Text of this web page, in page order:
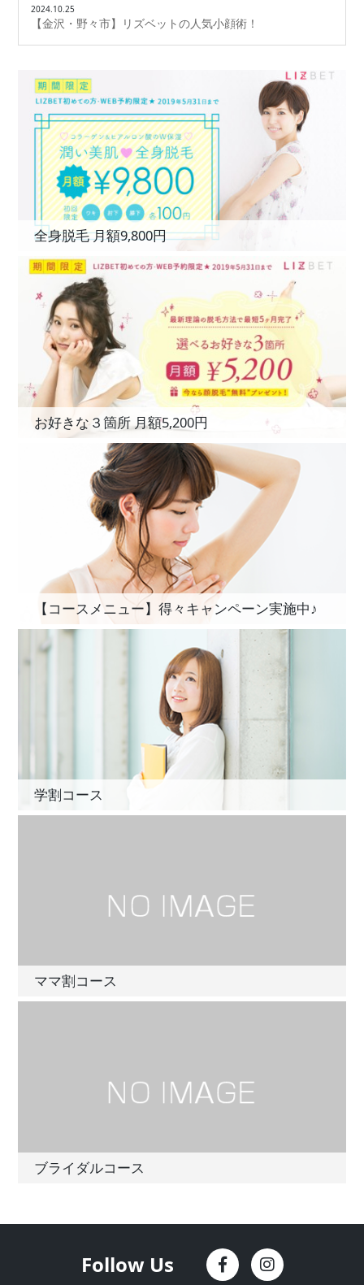
2024.10.25
【金沢・野々市】リズベットの人気小顔術！
全身脱毛 月額9,800円
お好きな３箇所 月額5,200円
【コースメニュー】得々キャンペーン実施中♪
学割コース
ママ割コース
ブライダルコース
Follow Us